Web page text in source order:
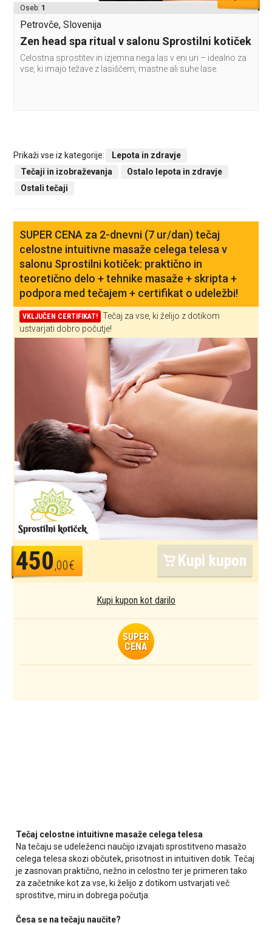
Oseb: 1
Petrovče, Slovenija
Zen head spa ritual v salonu Sprostilni kotiček
Celostna sprostitev in izjemna nega las v eni uri – idealno za
vse, ki imajo težave z lasiščem, mastne ali suhe lase.
Prikaži vse iz kategorije:
Lepota in zdravje
Tečaji in izobraževanja
Ostalo lepota in zdravje
Ostali tečaji
SUPER CENA za 2-dnevni (7 ur/dan) tečaj
celostne intuitivne masaže celega telesa v
salonu Sprostilni kotiček: praktično in
teoretično delo + tehnike masaže + skripta +
podpora med tečajem + certifikat o udeležbi!
VKLJUČEN CERTIFIKAT!
Tečaj za vse, ki želijo z dotikom
ustvarjati dobro počutje!
450,00€ Kupi kupon
Kupi kupon kot darilo
SUPER
CENA
Tečaj celostne intuitivne masaže celega telesa
Na tečaju se udeleženci naučijo izvajati sprostitveno masažo
celega telesa skozi občutek, prisotnost in intuitiven dotik. Tečaj
je zasnovan praktično, nežno in celostno ter je primeren tako
za začetnike kot za vse, ki želijo z dotikom ustvarjati več
sprostitve, miru in dobrega počutja.
Česa se na tečaju naučite?